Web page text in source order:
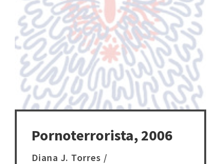
Pornoterrorista, 2006
Diana J. Torres /